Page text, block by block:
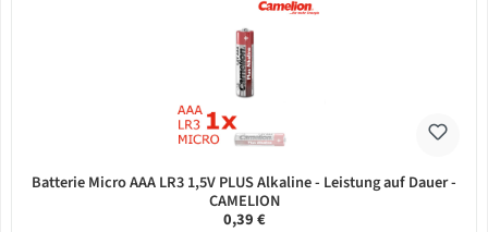
Batterie Micro AAA LR3 1,5V PLUS Alkaline - Leistung auf Dauer -
CAMELION
Regulärer Preis:
0,39 €